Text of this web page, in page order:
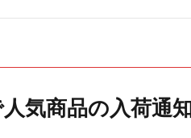
気商品の入荷通